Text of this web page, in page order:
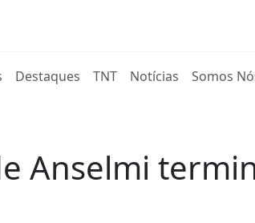
Destaques TNT Notícias Somos
Anselmi